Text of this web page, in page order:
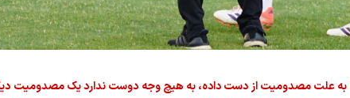
را به علت مصدومیت از دست داده، به هیچ وجه دوست ندارد یک مصدومیت